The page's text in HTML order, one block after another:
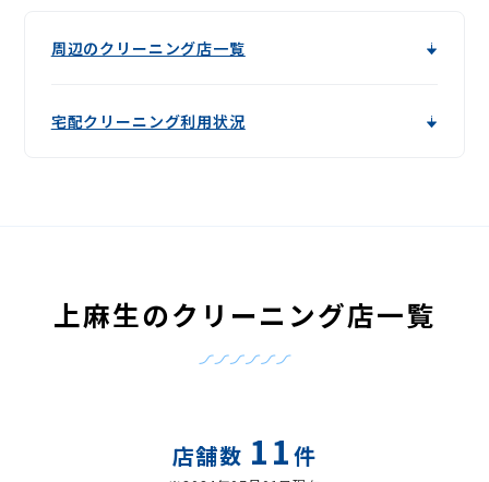
周辺のクリーニング店一覧
宅配クリーニング利用状況
上麻生のクリーニング店一覧
店舗数 11件